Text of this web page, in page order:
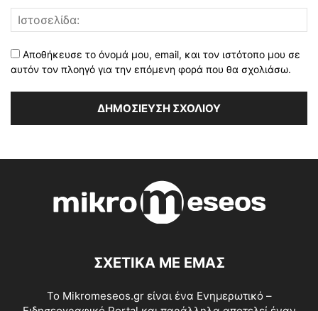
Αποθήκευσε το όνομά μου, email, και τον ιστότοπο μου σε
αυτόν τον πλοηγό για την επόμενη φορά που θα σχολιάσω.
ΣΧΕΤΙΚΑ ΜΕ ΕΜΑΣ
Το Mikromeseos.gr είναι ένα Ενημερωτικό –